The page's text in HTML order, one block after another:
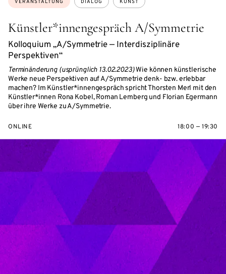
Künstler*innengespräch A/Symmetrie
Kolloquium „A/Symmetrie — Interdisziplinäre
Perspektiven“
Terminänderung (usprünglich 13.02.2023)Wie können künstlerische
Werke neue Perspektiven auf A/Symmetrie denk- bzw. erlebbar
machen? Im Künstler*innengespräch spricht Thorsten Merl mit den
Künstler*innen Rona Kobel, Roman Lemberg und Florian Egermann
über ihre Werke zu A/Symmetrie.
VERANSTALTUNG DIALOG KUNST
ONLINE 18:00 — 19:30